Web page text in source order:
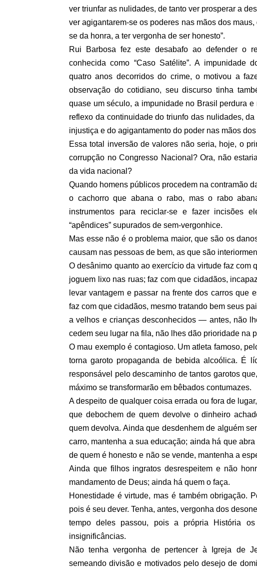
ver triunfar as nulidades, de tanto ver prosperar a
ver agigantarem-se os poderes nas mãos dos
se da honra, a ter vergonha de ser honesto”.
Rui Barbosa fez este desabafo ao defender o
conhecida como “Caso Satélite”. A impunidade
quatro anos decorridos do crime, o motivou a
observação do cotidiano, seu discurso tinha
quase um século, a impunidade no Brasil perdura
reflexo da continuidade do triunfo das nulidades,
injustiça e do agigantamento do poder nas mãos
Essa total inversão de valores não seria, hoje, o
corrupção no Congresso Nacional? Ora, não
da vida nacional?
Quando homens públicos procedem na contramão
o cachorro que abana o rabo, mas o rabo
instrumentos para reciclar-se e fazer incisões
“apêndices” supurados de sem-vergonhice.
Mas esse não é o problema maior, que são os
causam nas pessoas de bem, as que são
O desânimo quanto ao exercício da virtude faz com
joguem lixo nas ruas; faz com que cidadãos,
levar vantagem e passar na frente dos carros que
faz com que cidadãos, mesmo tratando bem seus
a velhos e crianças desconhecidos — antes, não
cedem seu lugar na fila, não lhes dão prioridade na
O mau exemplo é contagioso. Um atleta famoso,
torna garoto propaganda de bebida alcoólica. É
responsável pelo descaminho de tantos garotos
máximo se transformarão em bêbados contumazes.
A despeito de qualquer coisa errada ou fora de
que debochem de quem devolve o dinheiro
quem devolva. Ainda que desdenhem de alguém
carro, mantenha a sua educação; ainda há que
de quem é honesto e não se vende, mantenha a
Ainda que filhos ingratos desrespeitem e não
mandamento de Deus; ainda há quem o faça.
Honestidade é virtude, mas é também obrigação.
pois é seu dever. Tenha, antes, vergonha dos
tempo deles passou, pois a própria História
insignificâncias.
Não tenha vergonha de pertencer à Igreja de
semeando divisão e motivados pelo desejo de